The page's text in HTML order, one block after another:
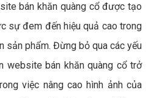
bán khăn quàng cổ được tạo
sự đem đến hiệu quả cao trong
sản phẩm. Đừng bỏ qua các yếu
website bán khăn quàng cổ trở
việc nâng cao hình ảnh của